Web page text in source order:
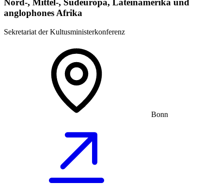
Nord-, Mittel-, Südeuropa, Lateinamerika und
anglophones Afrika
Sekretariat der Kultusministerkonferenz
Bonn